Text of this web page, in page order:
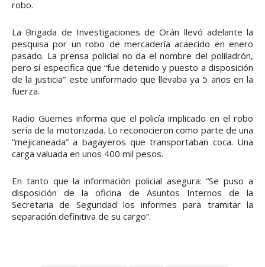
robo.
La Brigada de Investigaciones de Orán llevó adelante la
pesquisa por un robo de mercadería acaecido en enero
pasado. La prensa policial no da el nombre del poliladrón,
pero sí especifica que “fue detenido y puesto a disposición
de la justicia” este uniformado que llevaba ya 5 años en la
fuerza.
Radio Güemes informa que el policía implicado en el robo
sería de la motorizada. Lo reconocieron como parte de una
“mejicaneada” a bagayeros que transportaban coca. Una
carga valuada en unos 400 mil pesos.
En tanto que la información policial asegura: “Se puso a
disposición de la oficina de Asuntos Internos de la
Secretaria de Seguridad los informes para tramitar la
separación definitiva de su cargo”.